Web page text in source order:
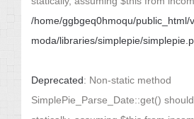
/home/ggbgeq0hmoqu/public_html/
moda/libraries/simplepie/
Deprecated: Non-static method
SimplePie_Parse_Date::get()